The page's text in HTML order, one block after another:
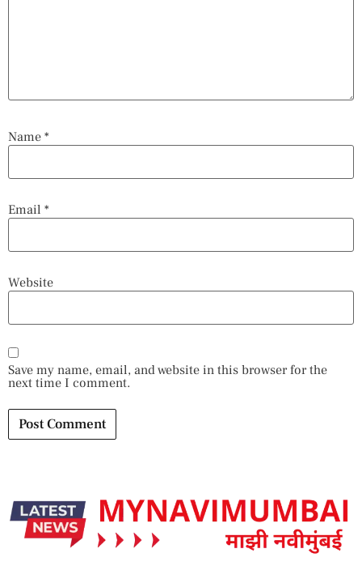
Name *
Email *
Website
Save my name, email, and website in this browser for the
next time I comment.